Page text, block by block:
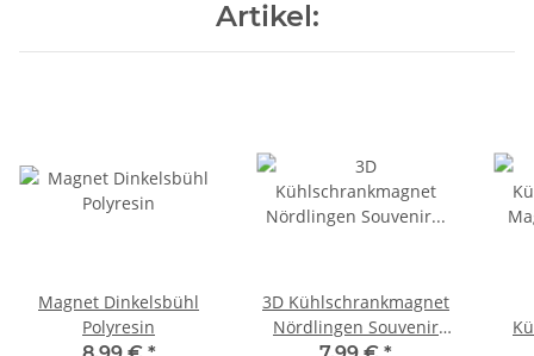
Artikel:
Magnet Dinkelsbühl
Polyresin
3D Kühlschrankmagnet
Nördlingen Souvenir